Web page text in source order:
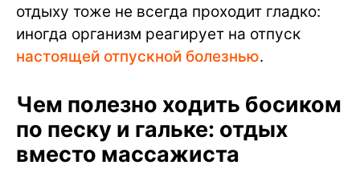
отдыху тоже не всегда проходит гладко:
иногда организм реагирует на отпуск
настоящей отпускной болезнью.
Чем полезно ходить босиком
по песку и гальке: отдых
вместо массажиста